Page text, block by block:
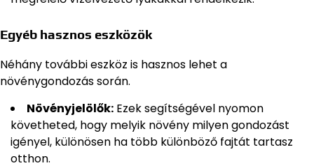
Egyéb hasznos eszközök
Néhány további eszköz is hasznos lehet a
növénygondozás során.
Növényjelölők: Ezek segítségével nyomon
követheted, hogy melyik növény milyen gondozást
igényel, különösen ha több különböző fajtát tartasz
otthon.